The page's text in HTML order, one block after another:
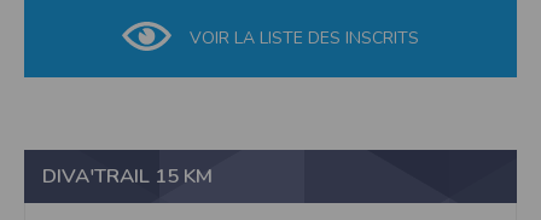
VOIR LA LISTE DES INSCRITS
DIVA'TRAIL 15 KM